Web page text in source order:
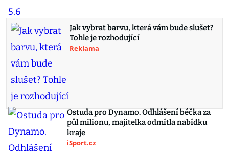
Jak vybrat barvu, která vám bude slušet?
Tohle je rozhodující
Reklama
Ostuda pro Dynamo. Odhlášení béčka za
půl milionu, majitelka odmítla nabídku
kraje
iSport.cz